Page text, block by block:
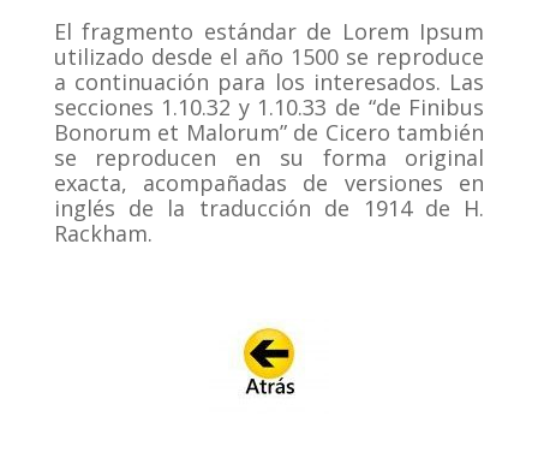
El fragmento estándar de Lorem Ipsum
utilizado desde el año 1500 se reproduce
a continuación para los interesados. Las
secciones 1.10.32 y 1.10.33 de “de Finibus
Bonorum et Malorum” de Cicero también
se reproducen en su forma original
exacta, acompañadas de versiones en
inglés de la traducción de 1914 de H.
Rackham.